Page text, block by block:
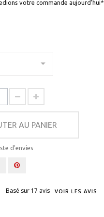
votre commande aujourd'hui*
AU PANIER
d'envies
Basé sur 17 avis VOIR LES AVIS